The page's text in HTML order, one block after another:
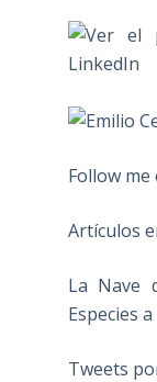
Follow me
Artículos
La Nave
Especies
Tweets